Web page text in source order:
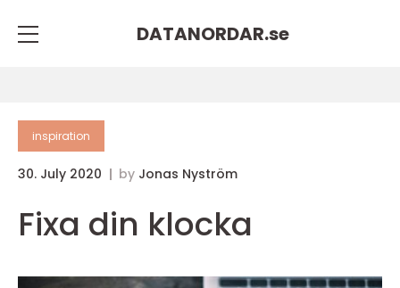
DATANORDAR.se
inspiration
30. July 2020 by Jonas Nyström
Fixa din klocka